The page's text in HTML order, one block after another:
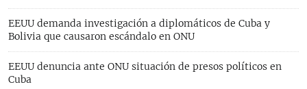
EEUU demanda investigación a diplomáticos de Cuba y
Bolivia que causaron escándalo en ONU
EEUU denuncia ante ONU situación de presos políticos en
Cuba